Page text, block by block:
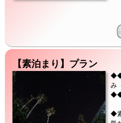
【素泊まり】プラン
み
◆